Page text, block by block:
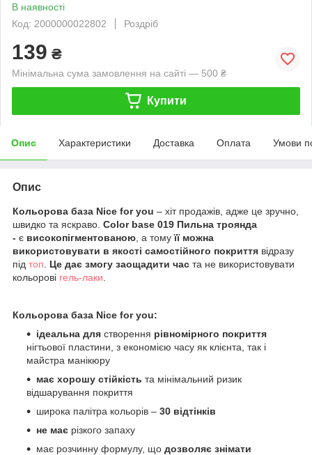
В наявності
Код: 2000000022802
Роздріб
139 ₴
Мінімальна сума замовлення на сайті — 500 ₴
Купити
Опис Характеристики Доставка Оплата Умови
Опис
Кольорова база Nice for you – хіт продажів, адже це зручно,
швидко та яскраво. Color base 019 Пильна троянда
- є високопігментованою , а томуїї можна
використовувати в якості самостійного покриття відразу
під топ Це дає змогу заощадити час та не використовувати
кольорові гель-лаки
Кольорова база Nice for you:
ідеальна для створення рівномірного покриття
нігтьової пластини, з економією часу як клієнта, так і
майстра манікюру
має хорошу стійкість та мінімальний ризик
відшарування покриття
широка палітра кольорів – 30 відтінків
не має різкого запаху
має розчинну формулу, що дозволяє знімати